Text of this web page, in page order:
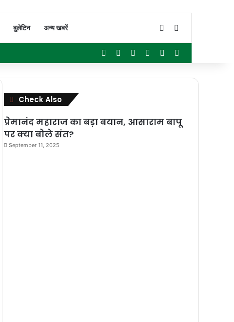
बुलेटिन अन्य खबरें Switch skin
Facebook YouTubeInstagramWhatsApp
Check Also
Close
प्रेमानंद महाराज का बड़ा बयान, आसाराम बापू
पर क्या बोले संत?
September 11, 2025